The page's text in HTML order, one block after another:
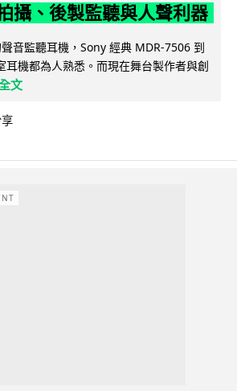
攝、後製監聽與人聲利器
音監聽耳機，Sony 經典 MDR-7506 到
耳機都為人熟悉。而現在舞台製作者與創
文